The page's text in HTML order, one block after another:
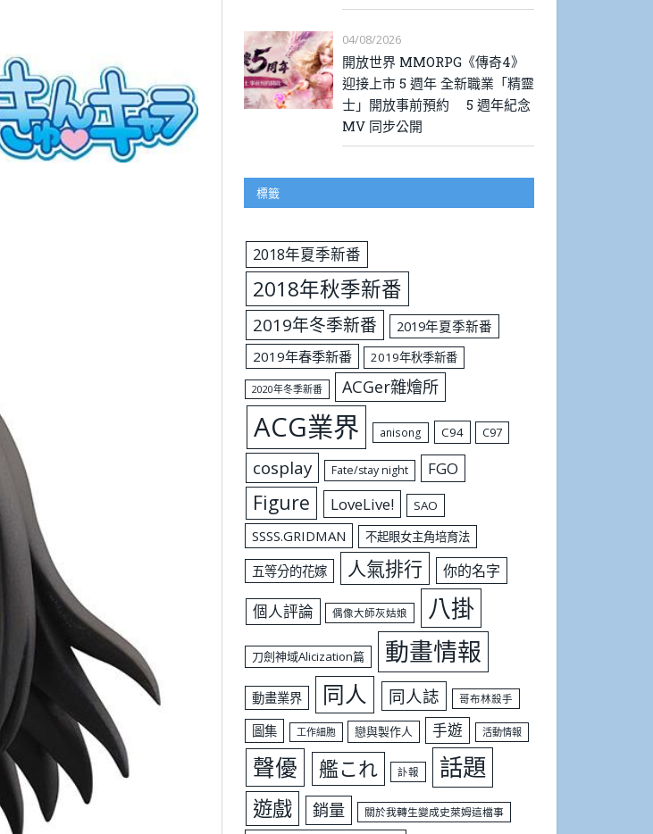
04/08/2026
開放世界 MMORPG《傳奇4》
迎接上市 5 週年 全新職業「精靈
士」開放事前預約 5 週年紀念
MV 同步公開
標籤
2018年夏季新番
2018年秋季新番
2019年冬季新番
2019年夏季新番
2019年春季新番
2019年秋季新番
2020年冬季新番 ACGer雜燴所
ACG業界 anisong C94 C97
cosplay Fate/stay night FGO
Figure LoveLive! SAO
SSSS.GRIDMAN 不起眼女主角培育法
五等分的花嫁 人氣排行 你的名字
個人評論 偶像大師灰姑娘 八掛
刀劍神域Alicization篇 動畫情報
動畫業界 同人 同人誌 哥布林殺手
圖集 工作細胞 戀與製作人 手遊 活動情報
聲優 艦これ 訃報 話題
遊戲 銷量 關於我轉生變成史萊姆這檔事